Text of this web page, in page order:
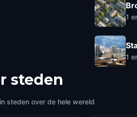
1
1
steden
steden over de hele wereld